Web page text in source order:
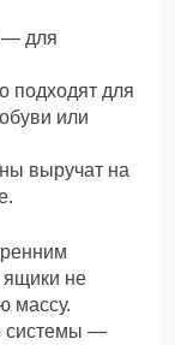
— для
подходят для
или
выручат на
ящики не
массу.
системы —